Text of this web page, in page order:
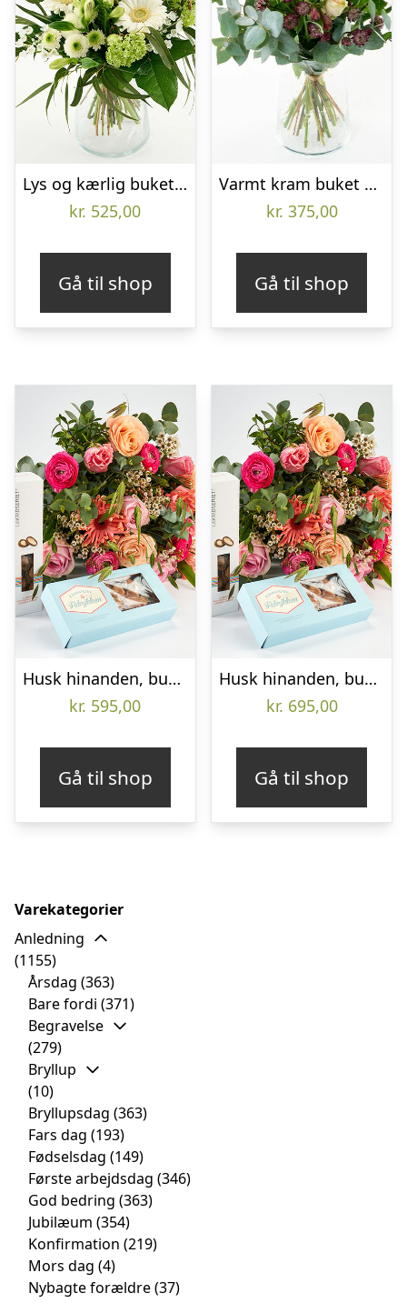
Lys og kærlig buket – Send blomster med Bloomit
kr. 525,00
Gå til shop
Varmt kram buket – Send blomster med Bloomit
kr. 375,00
Gå til shop
Husk hinanden, buket og sødt – Send blomster med Bloomit
kr. 595,00
Gå til shop
Husk hinanden, buket og sødt – Send blomster med Bloomit
kr. 695,00
Gå til shop
Varekategorier
Anledning
(1155)
Årsdag (363)
Bare fordi (371)
Begravelse
(279)
Bryllup
(10)
Bryllupsdag (363)
Fars dag (193)
Fødselsdag (149)
Første arbejdsdag (346)
God bedring (363)
Jubilæum (354)
Konfirmation (219)
Mors dag (4)
Nybagte forældre(37)